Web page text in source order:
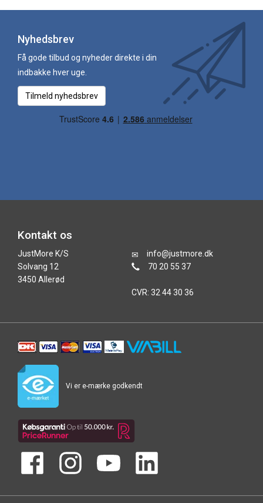
Nyhedsbrev
Få gode tilbud og nyheder direkte i din
indbakke hver uge.
Tilmeld nyhedsbrev
Kontakt os
JustMore K/S
Solvang 12
3450 Allerød
info@justmore.dk
70 20 55 37
CVR: 32 44 30 36
Vi er e-mærke godkendt